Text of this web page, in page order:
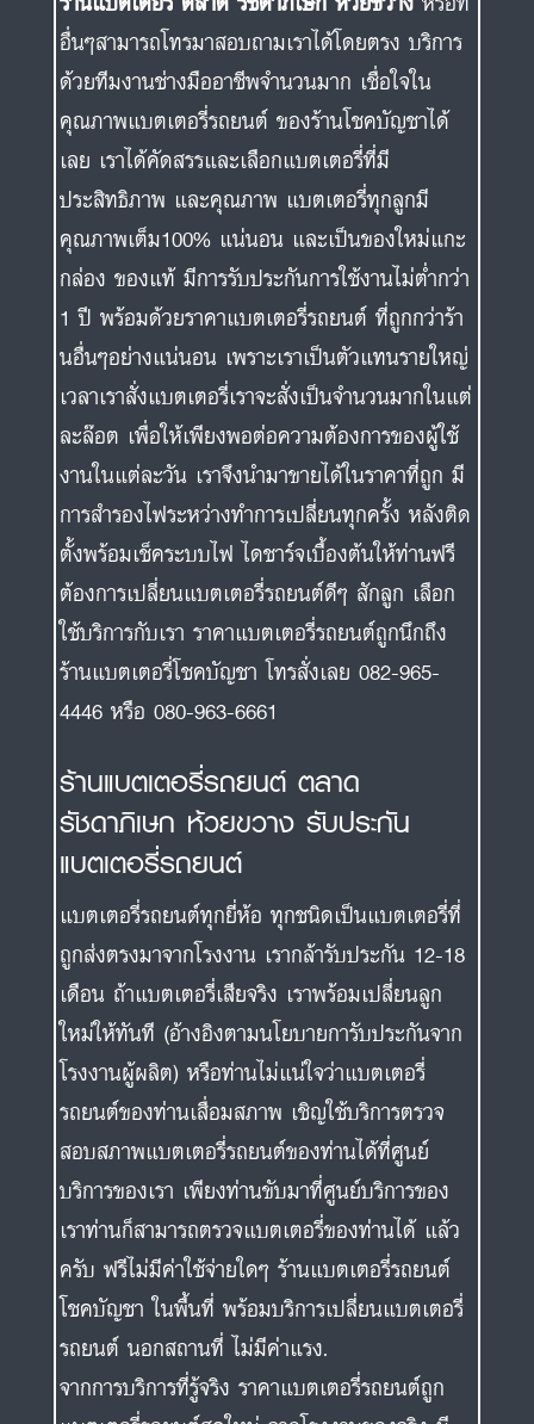
อื่นๆสามารถโทรมาสอบถามเราได้โดยตรง บริการ
ด้วยทีมงานช่างมืออาชีพจำนวนมาก เชื่อใจใน
คุณภาพแบตเตอรี่รถยนต์ ของร้านโชคบัญชาได้
เลย เราได้คัดสรรและเลือกแบตเตอรี่ที่มี
ประสิทธิภาพ และคุณภาพ แบตเตอรี่ทุกลูกมี
คุณภาพเต็ม100% แน่นอน และเป็นของใหม่แกะ
กล่อง ของแท้ มีการรับประกันการใช้งานไม่ต่ำกว่า
1 ปี พร้อมด้วยราคาแบตเตอรี่รถยนต์ ที่ถูกกว่าร้า
นอื่นๆอย่างแน่นอน เพราะเราเป็นตัวแทนรายใหญ่
เวลาเราสั่งแบตเตอรี่เราจะสั่งเป็นจำนวนมากในแต่
ละล๊อต เพื่อให้เพียงพอต่อความต้องการของผู้ใช้
งานในแต่ละวัน เราจึงนำมาขายได้ในราคาที่ถูก มี
การสำรองไฟระหว่างทำการเปลี่ยนทุกครั้ง หลังติด
ตั้งพร้อมเช็คระบบไฟ ไดชาร์จเบื้องต้นให้ท่านฟรี
ต้องการเปลี่ยนแบตเตอรี่รถยนต์ดีๆ สักลูก เลือก
ใช้บริการกับเรา ราคาแบตเตอรี่รถยนต์ถูกนึกถึง
ร้านแบตเตอรี่โชคบัญชา โทรสั่งเลย 082-965-
4446 หรือ 080-963-6661
ร้านแบตเตอรี่รถยนต์ ตลาด
รัชดาภิเษก ห้วยขวาง รับประกัน
แบตเตอรี่รถยนต์
แบตเตอรี่รถยนต์ทุกยี่ห้อ ทุกชนิดเป็นแบตเตอรี่ที่
ถูกส่งตรงมาจากโรงงาน เรากล้ารับประกัน 12-18
เดือน ถ้าแบตเตอรี่เสียจริง เราพร้อมเปลี่ยนลูก
ใหม่ให้ทันที (อ้างอิงตามนโยบายการับประกันจาก
โรงงานผู้ผลิต) หรือท่านไม่แน่ใจว่าแบตเตอรี่
รถยนต์ของท่านเสื่อมสภาพ เชิญใช้บริการตรวจ
สอบสภาพแบตเตอรี่รถยนต์ของท่านได้ที่ศูนย์
บริการของเรา เพียงท่านขับมาที่ศูนย์บริการของ
เราท่านก็สามารถตรวจแบตเตอรี่ของท่านได้ แล้ว
ครับ ฟรีไม่มีค่าใช้จ่ายใดๆ ร้านแบตเตอรี่รถยนต์
โชคบัญชา ในพื้นที่ พร้อมบริการเปลี่ยนแบตเตอรี่
รถยนต์ นอกสถานที่ ไม่มีค่าแรง.
จากการบริการที่รู้จริง ราคาแบตเตอรี่รถยนต์ถูก